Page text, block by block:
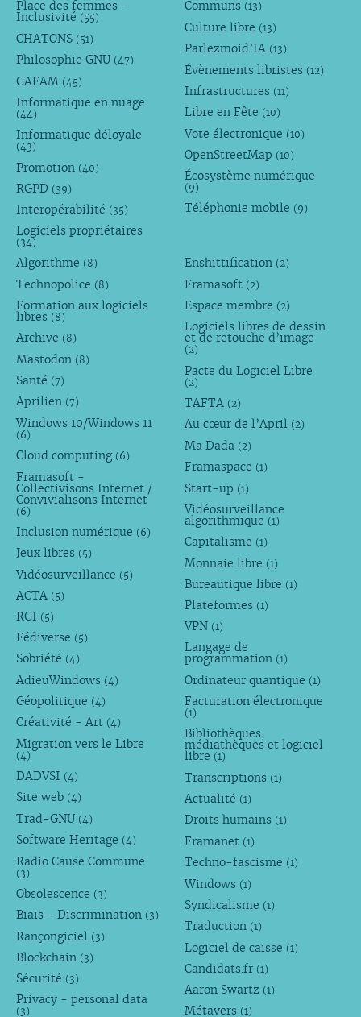
Place des femmes -
Inclusivité (55)
CHATONS (51)
Philosophie GNU (47)
GAFAM (45)
Informatique en nuage
(44)
Informatique déloyale
(43)
Promotion (40)
RGPD (39)
Interopérabilité (35)
Logiciels propriétaires
(34)
Communs (13)
Culture libre (13)
Parlezmoid’IA (13)
Évènements libristes (12)
Infrastructures (11)
Libre en Fête (10)
Vote électronique (10)
OpenStreetMap (10)
Écosystème numérique
(9)
Téléphonie mobile (9)
Algorithme (8)
Technopolice (8)
Formation aux logiciels
libres (8)
Archive (8)
Mastodon (8)
Santé (7)
Aprilien (7)
Windows 10/Windows 11
(6)
Cloud computing (6)
Framasoft -
Collectivisons Internet /
Convivialisons Internet
(6)
Inclusion numérique (6)
Jeux libres (5)
Vidéosurveillance (5)
ACTA (5)
RGI (5)
Fédiverse (5)
Sobriété (4)
AdieuWindows (4)
Géopolitique (4)
Créativité - Art (4)
Migration vers le Libre
(4)
DADVSI (4)
Site web (4)
Trad-GNU (4)
Software Heritage (4)
Radio Cause Commune
(3)
Obsolescence (3)
Biais - Discrimination (3)
Rançongiciel (3)
Blockchain (3)
Sécurité (3)
Privacy - personal data
(3)
Enshittification (2)
Framasoft (2)
Espace membre (2)
Logiciels libres de dessin
et de retouche d’image
(2)
Pacte du Logiciel Libre
(2)
TAFTA (2)
Au cœur de l’April (2)
Ma Dada (2)
Framaspace (1)
Start-up (1)
Vidéosurveillance
algorithmique (1)
Capitalisme (1)
Monnaie libre (1)
Bureautique libre (1)
Plateformes (1)
VPN (1)
Langage de
programmation (1)
Ordinateur quantique (1)
Facturation électronique
(1)
Bibliothèques,
médiathèques et logiciel
libre (1)
Transcriptions (1)
Actualité (1)
Droits humains (1)
Framanet (1)
Techno-fascisme (1)
Windows (1)
Syndicalisme (1)
Traduction (1)
Logiciel de caisse (1)
Candidats.fr (1)
Aaron Swartz (1)
Métavers (1)